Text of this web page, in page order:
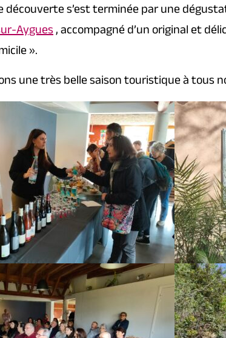
découverte s’est terminée par une
Aygues, accompagné d’un original et
».
une très belle saison touristique à tous